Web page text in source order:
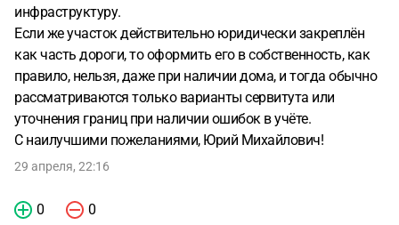
инфраструктуру.
Если же участок действительно юридически закреплён
как часть дороги, то оформить его в собственность, как
правило, нельзя, даже при наличии дома, и тогда обычно
рассматриваются только варианты сервитута или
уточнения границ при наличии ошибок в учёте.
С наилучшими пожеланиями, Юрий Михайлович!
29 апреля, 22:16
0 0